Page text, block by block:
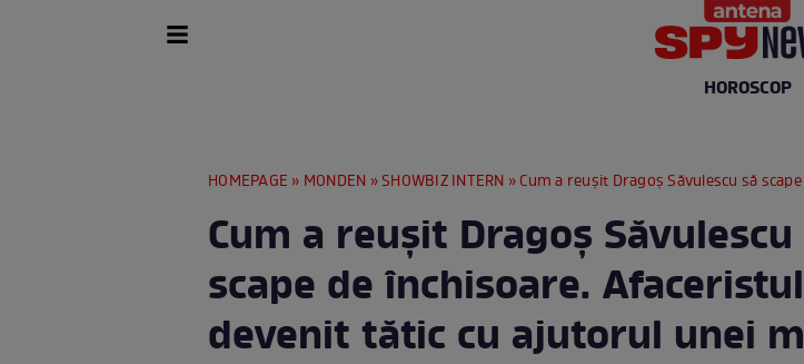
HOROSCOP
HOMEPAGE » MONDEN »SHOWBIZ INTERN » Cum a reușit Dragoș Săvulescu să scape de închisoare. Afaceristul a devenit tătic
Cum a reușit Dragoș Săvulescu
scape de închisoare.
devenit tătic cu ajutorul unei